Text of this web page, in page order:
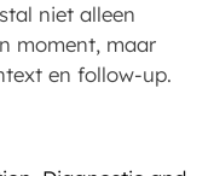
niet alleen
moment, maar
en follow-up.